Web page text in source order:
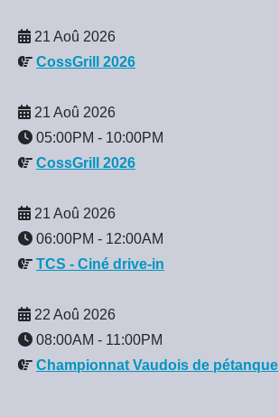
21 Aoû 2026
CossGrill 2026
21 Aoû 2026
05:00PM - 10:00PM
CossGrill 2026
21 Aoû 2026
06:00PM - 12:00AM
TCS - Ciné drive-in
22 Aoû 2026
08:00AM - 11:00PM
Championnat Vaudois de pétanque